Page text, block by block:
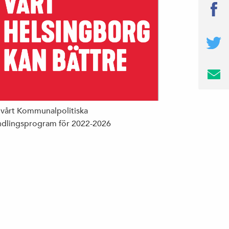
vårt Kommunalpolitiska
för 2022-2026